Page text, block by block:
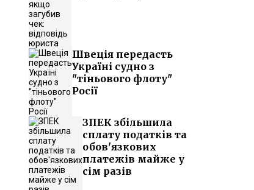
Швеція передасть
Україні судно з
"тіньового флоту"
Росії
ЗПЕК збільшила
сплату податків та
обов'язкових
платежів майже у
сім разів